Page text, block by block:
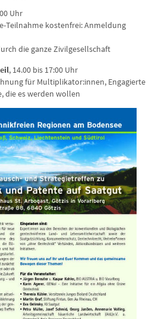
Uhr
Teilnahme kostenfrei: Anmeldung
die ganze Zivilgesellschaft
, 14.00 bis 17:00 Uhr
für Multiplikator:innen, Engagierte
die es werden wollen